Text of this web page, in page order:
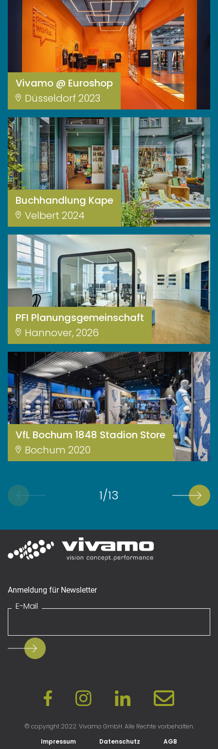
Vivamo @ Euroshop
Düsseldorf 2023
Buchhandlung Kape
Velbert 2024
PFI Planungsgemeinschaft
Hannover, 2026
VfL Bochum 1848 Stadion Store
Bochum 2020
1/13
Anmeldung für Newsletter
E-Mail
© copyright 2022. Vivamo GmbH. Alle Rechte vorbehalten.
Impressum
Datenschutz AGB